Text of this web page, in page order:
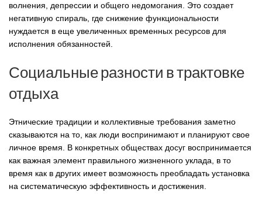
волнения, депрессии и общего недомогания. Это создает
негативную спираль, где снижение функциональности
нуждается в еще увеличенных временных ресурсов для
исполнения обязанностей.
Социальные разности в трактовке
отдыха
Этнические традиции и коллективные требования заметно
сказываются на то, как люди воспринимают и планируют свое
личное время. В конкретных обществах досуг воспринимается
как важная элемент правильного жизненного уклада, в то
время как в других имеет возможность преобладать установка
на систематическую эффективность и достижения.